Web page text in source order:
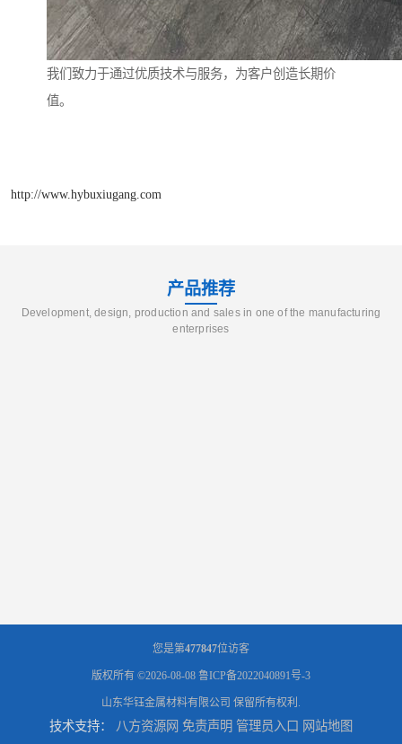
我们致力于通过优质技术与服务，为客户创造长期价
值。
http://www.hybuxiugang.com
产品推荐
Development, design, production and sales in one of the manufacturing
enterprises
您是第477847位访客
版权所有 ©2026-08-08 鲁ICP备2022040891号-3
山东华钰金属材料有限公司 保留所有权利.
技术支持： 八方资源网 免责声明 管理员入口 网站地图